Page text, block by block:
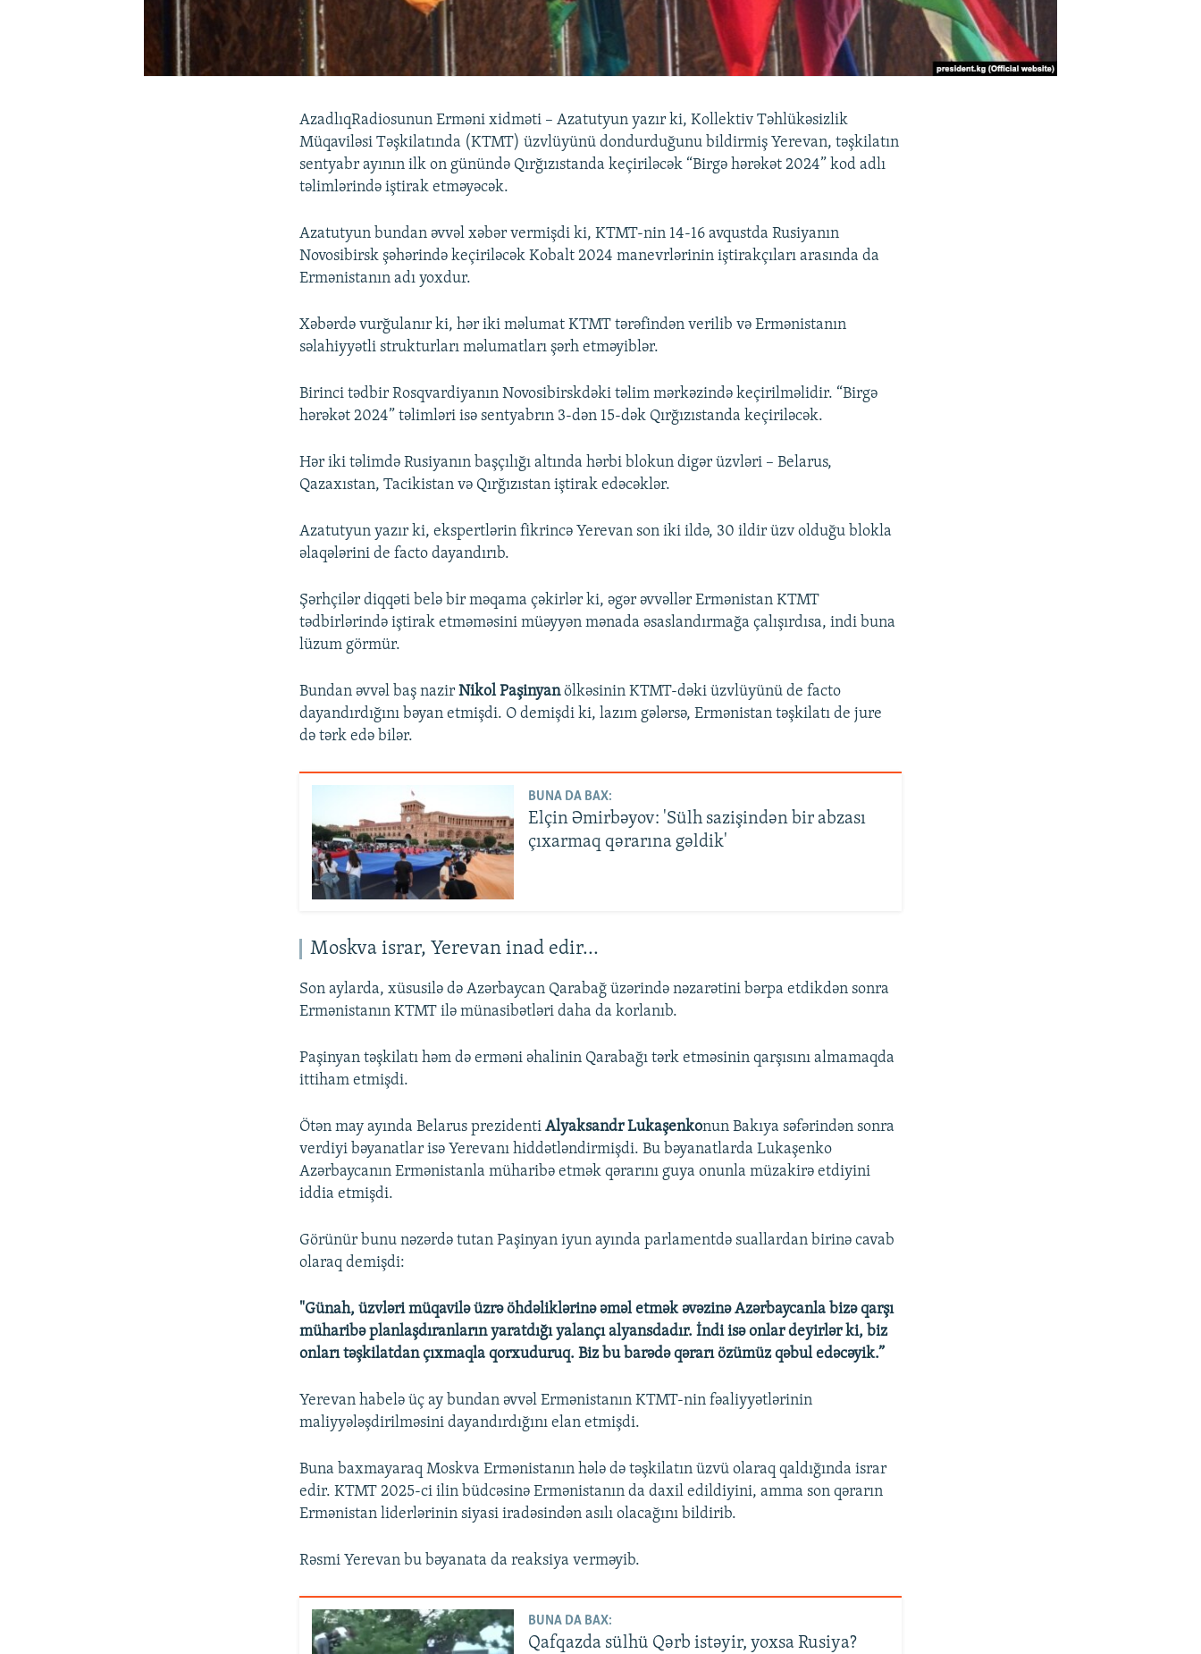
AzadlıqRadiosunun Erməni xidməti – Azatutyun yazır ki, Kollektiv Təhlükəsizlik
Müqaviləsi Təşkilatında (KTMT) üzvlüyünü dondurduğunu bildirmiş Yerevan, təşkilatın
sentyabr ayının ilk on günündə Qırğızıstanda keçiriləcək “Birgə hərəkət 2024” kod adlı
təlimlərində iştirak etməyəcək.
Azatutyun bundan əvvəl xəbər vermişdi ki, KTMT-nin 14-16 avqustda Rusiyanın
Novosibirsk şəhərində keçiriləcək Kobalt 2024 manevrlərinin iştirakçıları arasında da
Ermənistanın adı yoxdur.
Xəbərdə vurğulanır ki, hər iki məlumat KTMT tərəfindən verilib və Ermənistanın
səlahiyyətli strukturları məlumatları şərh etməyiblər.
Birinci tədbir Rosqvardiyanın Novosibirskdəki təlim mərkəzində keçirilməlidir. “Birgə
hərəkət 2024” təlimləri isə sentyabrın 3-dən 15-dək Qırğızıstanda keçiriləcək.
Hər iki təlimdə Rusiyanın başçılığı altında hərbi blokun digər üzvləri – Belarus,
Qazaxıstan, Tacikistan və Qırğızıstan iştirak edəcəklər.
Azatutyun yazır ki, ekspertlərin fikrincə Yerevan son iki ildə, 30 ildir üzv olduğu blokla
əlaqələrini de facto dayandırıb.
Şərhçilər diqqəti belə bir məqama çəkirlər ki, əgər əvvəllər Ermənistan KTMT
tədbirlərində iştirak etməməsini müəyyən mənada əsaslandırmağa çalışırdısa, indi buna
lüzum görmür.
Bundan əvvəl baş nazirNikol Paşinyanölkəsinin KTMT-dəki üzvlüyünü de facto
dayandırdığını bəyan etmişdi. O demişdi ki, lazım gələrsə, Ermənistan təşkilatı de jure
də tərk edə bilər.
BUNA DA BAX:
Elçin Əmirbəyov: 'Sülh sazişindən bir abzası
çıxarmaq qərarına gəldik'
Moskva israr, Yerevan inad edir...
Son aylarda, xüsusilə də Azərbaycan Qarabağ üzərində nəzarətini bərpa etdikdən sonra
Ermənistanın KTMT ilə münasibətləri daha da korlanıb.
Paşinyan təşkilatı həm də erməni əhalinin Qarabağı tərk etməsinin qarşısını almamaqda
ittiham etmişdi.
Ötən may ayında Belarus prezidentiAlyaksandr Lukaşenkonun Bakıya səfərindən sonra
verdiyi bəyanatlar isə Yerevanı hiddətləndirmişdi. Bu bəyanatlarda Lukaşenko
Azərbaycanın Ermənistanla müharibə etmək qərarını guya onunla müzakirə etdiyini
iddia etmişdi.
Görünür bunu nəzərdə tutan Paşinyan iyun ayında parlamentdə suallardan birinə cavab
olaraq demişdi:
"Günah, üzvləri müqavilə üzrə öhdəliklərinə əməl etmək əvəzinə Azərbaycanla bizə qarşı
müharibə planlaşdıranların yaratdığı yalançı alyansdadır. İndi isə onlar deyirlər ki, biz
onları təşkilatdan çıxmaqla qorxuduruq. Biz bu barədə qərarı özümüz qəbul edəcəyik.”
Yerevan habelə üç ay bundan əvvəl Ermənistanın KTMT-nin fəaliyyətlərinin
maliyyələşdirilməsini dayandırdığını elan etmişdi.
Buna baxmayaraq Moskva Ermənistanın hələ də təşkilatın üzvü olaraq qaldığında israr
edir. KTMT 2025-ci ilin büdcəsinə Ermənistanın da daxil edildiyini, amma son qərarın
Ermənistan liderlərinin siyasi iradəsindən asılı olacağını bildirib.
Rəsmi Yerevan bu bəyanata da reaksiya verməyib.
BUNA DA BAX:
Qafqazda sülhü Qərb istəyir, yoxsa Rusiya?